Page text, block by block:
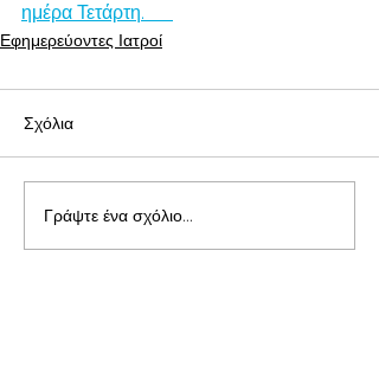
ημέρα Τετάρτη.
Εφημερεύοντες Ιατροί
Σχόλια
Γράψτε ένα σχόλιο...